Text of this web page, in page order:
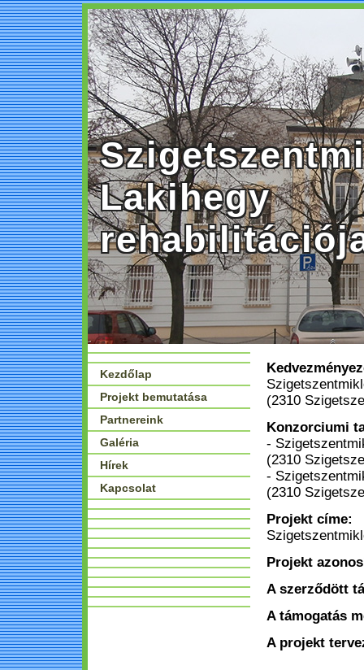
Lakihegy
Kezdőlap
Projekt bemutatása
Partnereink
Galéria
Hírek
Kapcsolat
(2310
Konzorciumi
-
(2310
-
(2310
Projekt címe:
Projekt
A szerződött
A támogatás
A projekt